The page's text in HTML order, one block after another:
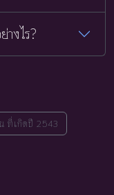
งไร?
ที่เกิดปี 2543